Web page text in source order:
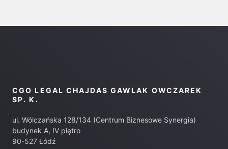
CGO LEGAL CHAJDAS GAWLAK OWCZAREK
SP. K.
ul. Wólczańska 128/134 (Centrum Biznesowe Synergia)
budynek A, IV piętro
90-527 Łódź